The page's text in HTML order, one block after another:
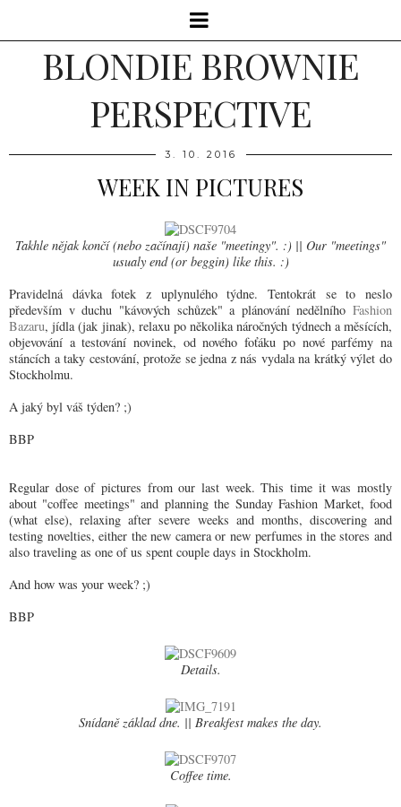
BLONDIE BROWNIE
PERSPECTIVE
3. 10. 2016
WEEK IN PICTURES
Takhle nějak končí (nebo začínají) naše "meetingy". :) || Our "meetings"
usualy end (or beggin) like this. :)
Pravidelná dávka fotek z uplynulého týdne. Tentokrát se to neslo
především v duchu "kávových schůzek" a plánování nedělního Fashion
Bazaru, jídla (jak jinak), relaxu po několika náročných týdnech a měsících,
objevování a testování novinek, od nového foťáku po nové parfémy na
stáncích a taky cestování, protože se jedna z nás vydala na krátký výlet do
Stockholmu.
A jaký byl váš týden? ;)
BBP
Regular dose of pictures from our last week. This time it was mostly
about "coffee meetings" and planning the Sunday Fashion Market, food
(what else), relaxing after severe weeks and months, discovering and
testing novelties, either the new camera or new perfumes in the stores and
also traveling as one of us spent couple days in Stockholm.
And how was your week? ;)
BBP
Details.
Snídaně základ dne. || Breakfest makes the day.
Coffee time.